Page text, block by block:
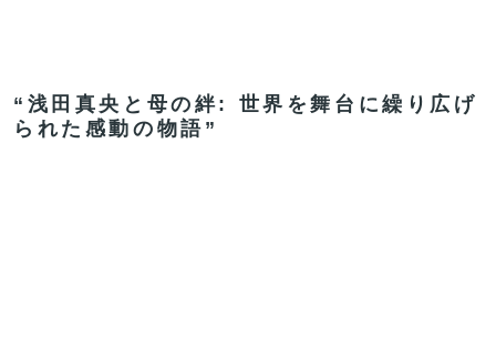
“浅田真央と母の絆: 世界を舞台に繰り広げ
られた感動の物語”